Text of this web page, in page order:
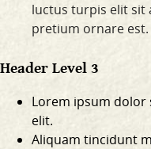
luctus turpis elit sit
pretium ornare est.
Header Level 3
Lorem ipsum dolor
elit.
Aliquam tincidunt